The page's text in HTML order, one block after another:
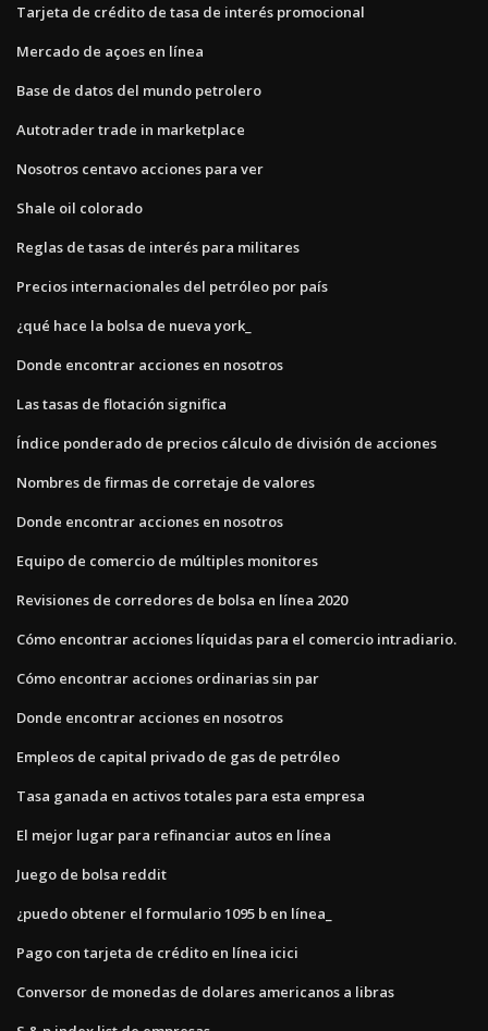
Tarjeta de crédito de tasa de interés promocional
Mercado de açoes en línea
Base de datos del mundo petrolero
Autotrader trade in marketplace
Nosotros centavo acciones para ver
Shale oil colorado
Reglas de tasas de interés para militares
Precios internacionales del petróleo por país
¿qué hace la bolsa de nueva york_
Donde encontrar acciones en nosotros
Las tasas de flotación significa
Índice ponderado de precios cálculo de división de acciones
Nombres de firmas de corretaje de valores
Donde encontrar acciones en nosotros
Equipo de comercio de múltiples monitores
Revisiones de corredores de bolsa en línea 2020
Cómo encontrar acciones líquidas para el comercio intradiario.
Cómo encontrar acciones ordinarias sin par
Donde encontrar acciones en nosotros
Empleos de capital privado de gas de petróleo
Tasa ganada en activos totales para esta empresa
El mejor lugar para refinanciar autos en línea
Juego de bolsa reddit
¿puedo obtener el formulario 1095 b en línea_
Pago con tarjeta de crédito en línea icici
Conversor de monedas de dolares americanos a libras